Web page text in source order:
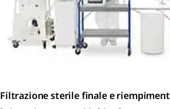
Filtrazione sterile finale e